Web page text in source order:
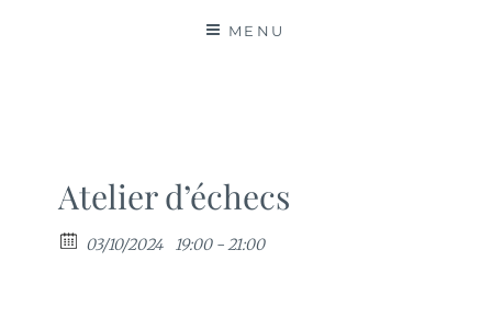
MENU
Atelier d’échecs
03/10/2024 19:00 - 21:00